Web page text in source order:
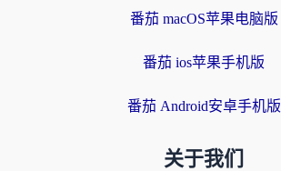
番茄 macOS苹果电脑版
番茄 ios苹果手机版
番茄 Android安卓手机版
关于我们